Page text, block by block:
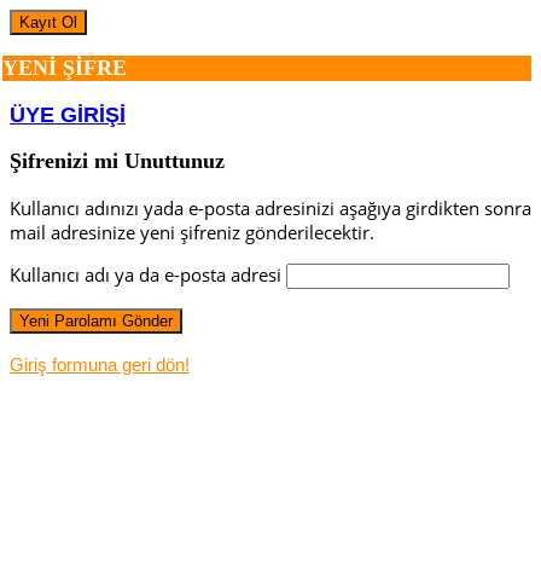
YENİ ŞİFRE
ÜYE GİRİŞİ
Şifrenizi mi Unuttunuz
Kullanıcı adınızı yada e-posta adresinizi aşağıya girdikten sonra
mail adresinize yeni şifreniz gönderilecektir.
Kullanıcı adı ya da e-posta adresi
Giriş formuna geri dön!